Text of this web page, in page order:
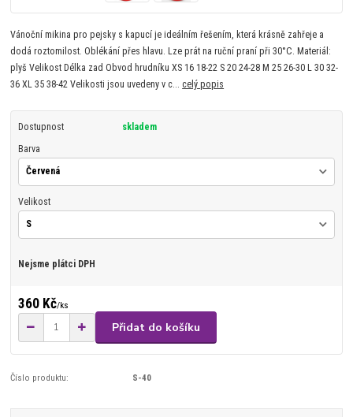
Vánoční mikina pro pejsky s kapucí je ideálním řešením, která krásně zahřeje a
dodá roztomilost. Oblékání přes hlavu. Lze prát na ruční praní při 30°C. Materiál:
plyš Velikost Délka zad Obvod hrudníku XS 16 18-22 S 20 24-28 M 25 26-30 L 30 32-
36 XL 35 38-42 Velikosti jsou uvedeny v c...celý popis
Dostupnost skladem
Barva
Velikost
Nejsme plátci DPH
360 Kč/ks
Přidat do košíku
Číslo produktu: S-40